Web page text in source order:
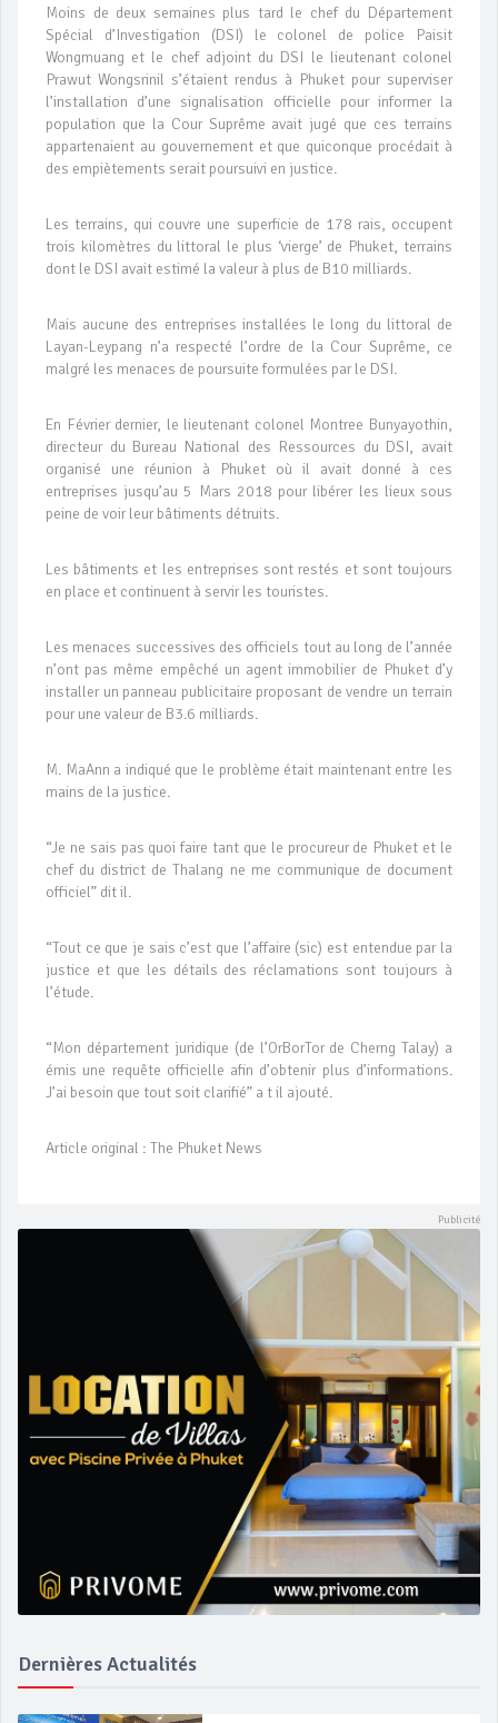
Moins de deux semaines plus tard le chef du Département
Spécial d’Investigation (DSI) le colonel de police Paisit
Wongmuang et le chef adjoint du DSI le lieutenant colonel
Prawut Wongsrinil s’étaient rendus à Phuket pour superviser
l’installation d’une signalisation officielle pour informer la
population que la Cour Suprême avait jugé que ces terrains
appartenaient au gouvernement et que quiconque procédait à
des empiètements serait poursuivi en justice.
Les terrains, qui couvre une superficie de 178 rais, occupent
trois kilomètres du littoral le plus ‘vierge’ de Phuket, terrains
dont le DSI avait estimé la valeur à plus de B10 milliards.
Mais aucune des entreprises installées le long du littoral de
Layan-Leypang n’a respecté l’ordre de la Cour Suprême, ce
malgré les menaces de poursuite formulées par le DSI.
En Février dernier, le lieutenant colonel Montree Bunyayothin,
directeur du Bureau National des Ressources du DSI, avait
organisé une réunion à Phuket où il avait donné à ces
entreprises jusqu’au 5 Mars 2018 pour libérer les lieux sous
peine de voir leur bâtiments détruits.
Les bâtiments et les entreprises sont restés et sont toujours
en place et continuent à servir les touristes.
Les menaces successives des officiels tout au long de l’année
n’ont pas même empêché un agent immobilier de Phuket d’y
installer un panneau publicitaire proposant de vendre un terrain
pour une valeur de B3.6 milliards.
M. MaAnn a indiqué que le problème était maintenant entre les
mains de la justice.
“Je ne sais pas quoi faire tant que le procureur de Phuket et le
chef du district de Thalang ne me communique de document
officiel” dit il.
“Tout ce que je sais c’est que l’affaire (sic) est entendue par la
justice et que les détails des réclamations sont toujours à
l’étude.
“Mon département juridique (de l’OrBorTor de Cherng Talay) a
émis une requête officielle afin d’obtenir plus d’informations.
J’ai besoin que tout soit clarifié” a t il ajouté.
Article original : The Phuket News
Dernières Actualités